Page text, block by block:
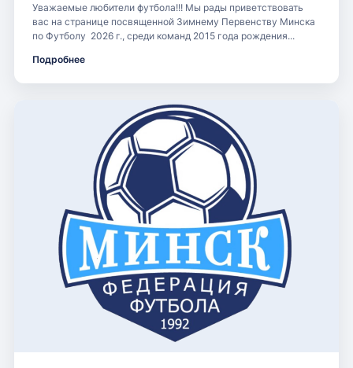
Уважаемые любители футбола!!! Мы рады приветствовать
вас на странице посвященной Зимнему Первенству Минска
по Футболу 2026 г., среди команд 2015 года рождения...
Подробнее